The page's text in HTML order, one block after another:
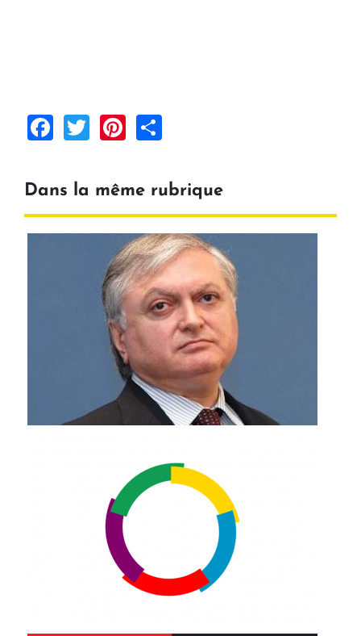
Facebook
TwitterPinterest
Dans la même rubrique